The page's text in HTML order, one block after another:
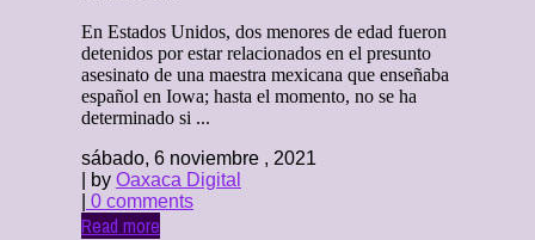
En Estados Unidos, dos menores de edad fueron
detenidos por estar relacionados en el presunto
asesinato de una maestra mexicana que enseñaba
español en Iowa; hasta el momento, no se ha
determinado si ...
sábado, 6 noviembre , 2021
| by Oaxaca Digital
0 comments
Read more